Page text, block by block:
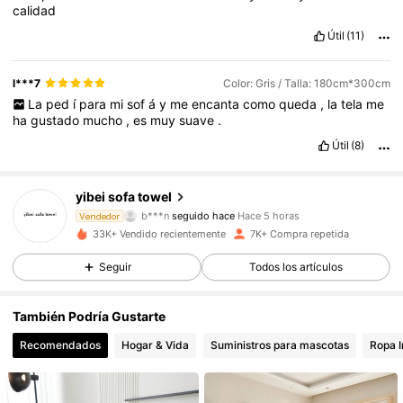
calidad
Útil (11)
l***7 Color: Gris / Talla: 180cm*300cm
La ped í para mi sof á y me encanta como queda , la tela me
hagustado mucho ,es muysuave .
Útil (8)
yibei sofa towel
Vendedor
b***nseguido hace
v***6 está navegando
4,82
1.7K Seguidores
4,82 1.7K Seguidores
33K+ Vendido recientemente 7K+ Compra repetida
Seguir Todos los artículos
También Podría Gustarte
Recomendados Hogar & Vida Suministros para mascotas Ropa